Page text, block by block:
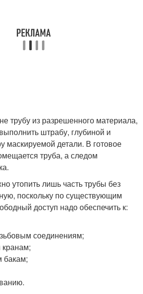
трубу из разрешенного материала,
штрабу, глубиной и
маскируемой детали. В готовое
труба, а следом
утопить лишь часть трубы без
поскольку по существующим
доступ надо обеспечить к:
соединениям;
бакам;